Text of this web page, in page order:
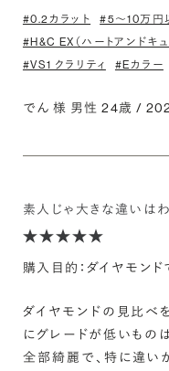
#0.2カラット
#5〜10万円
#H&C EX（ハートアンドキ
#VS1 クラリティ
#Eカラー
でん 様 男性 24歳 /
素人じゃ大きな違いは
購入目的：ダイヤモン
ダイヤモンドの見比べ
にグレードが低いもの
全部綺麗で、特に違い